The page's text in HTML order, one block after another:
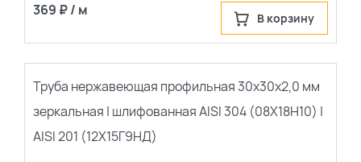
369 ₽ / м В корзину
Труба нержавеющая профильная 30х30х2,0 мм
зеркальная | шлифованная AISI 304 (08Х18Н10) |
AISI 201 (12Х15Г9НД)